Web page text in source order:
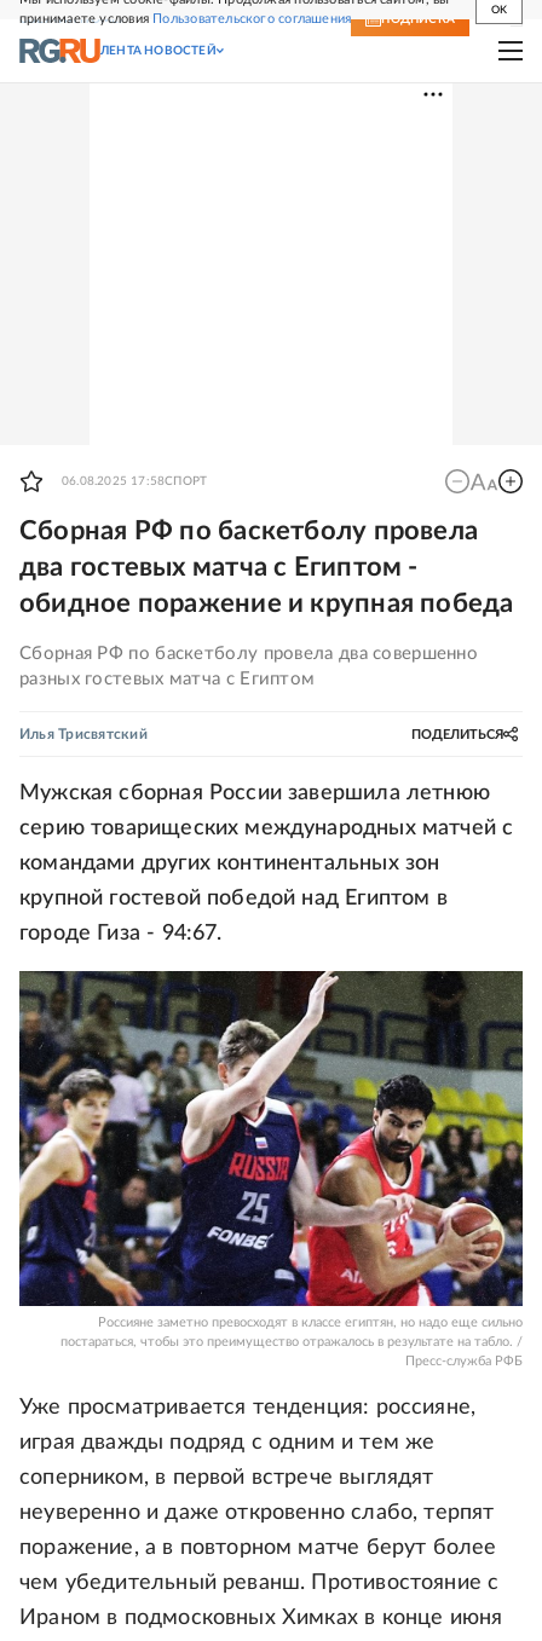
принимаете условия Пользовательского соглашения
OK
СВЕЖИЙ НОМЕР ПОДПИСКА
ЛЕНТА НОВОСТЕЙ
06.08.2025 17:58СПОРТ
Сборная РФ по баскетболу провела
два гостевых матча с Египтом -
обидное поражение и крупная победа
Сборная РФ по баскетболу провела два совершенно
разных гостевых матча с Египтом
Илья Трисвятский ПОДЕЛИТЬСЯ
Мужская сборная России завершила летнюю
серию товарищеских международных матчей с
командами других континентальных зон
крупной гостевой победой над Египтом в
городе Гиза - 94:67.
Россияне заметно превосходят в классе египтян, но надо еще сильно
постараться, чтобы это преимущество отражалось в результате на табло. /
Пресс-служба РФБ
Уже просматривается тенденция: россияне,
играя дважды подряд с одним и тем же
соперником, в первой встрече выглядят
неуверенно и даже откровенно слабо, терпят
поражение, а в повторном матче берут более
чем убедительный реванш. Противостояние с
Ираном в подмосковных Химках в конце июня